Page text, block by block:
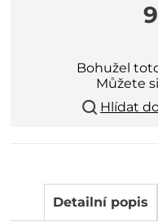
Bohužel
Můžete
Hlídat
Detailní popis